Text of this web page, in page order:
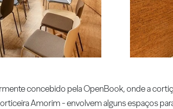
concebido pela OpenBook, onde a
Amorim - envolvem alguns espaços